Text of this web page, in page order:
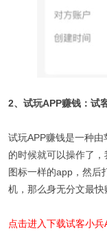
2、试玩APP赚钱：试
试玩APP赚钱是一种
的时候就可以操作了
图标一样的app，然后
机，那么身无分文最快
点击进入下载试客小兵